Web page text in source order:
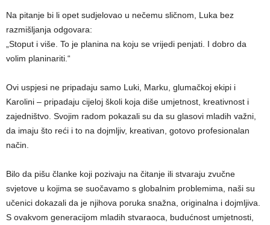
Na pitanje bi li opet sudjelovao u nečemu sličnom, Luka bez
razmišljanja odgovara:
„Stoput i više. To je planina na koju se vrijedi penjati. I dobro da
volim planinariti.“
Ovi uspjesi ne pripadaju samo Luki, Marku, glumačkoj ekipi i
Karolini – pripadaju cijeloj školi koja diše umjetnost, kreativnost i
zajedništvo. Svojim radom pokazali su da su glasovi mladih važni,
da imaju što reći i to na dojmljiv, kreativan, gotovo profesionalan
način.
Bilo da pišu članke koji pozivaju na čitanje ili stvaraju zvučne
svjetove u kojima se suočavamo s globalnim problemima, naši su
učenici dokazali da je njihova poruka snažna, originalna i dojmljiva.
S ovakvom generacijom mladih stvaraoca, budućnost umjetnosti,